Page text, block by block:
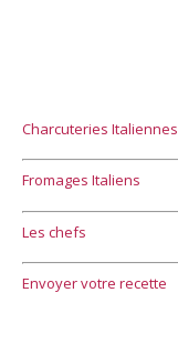
Charcuteries Italiennes
Fromages Italiens
Les chefs
Envoyer votre recette